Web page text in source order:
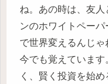
ね。あの時は、友
ンのホワイトペー
で世界変えるんじ
今でも覚えています
く、賢く投資を始